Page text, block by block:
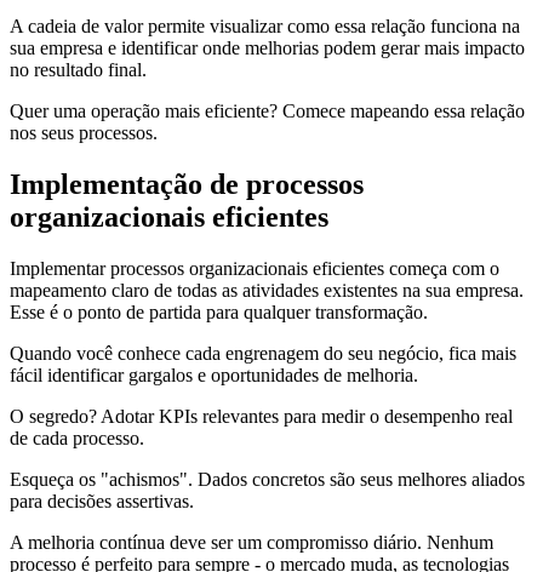
A cadeia de valor permite visualizar como essa relação funciona na
sua empresa e identificar onde melhorias podem gerar mais impacto
no resultado final.
Quer uma operação mais eficiente? Comece mapeando essa relação
nos seus processos.
Implementação de processos
organizacionais eficientes
Implementar processos organizacionais eficientes começa com o
mapeamento claro de todas as atividades existentes na sua empresa.
Esse é o ponto de partida para qualquer transformação.
Quando você conhece cada engrenagem do seu negócio, fica mais
fácil identificar gargalos e oportunidades de melhoria.
O segredo? Adotar KPIs relevantes para medir o desempenho real
de cada processo.
Esqueça os "achismos". Dados concretos são seus melhores aliados
para decisões assertivas.
A melhoria contínua deve ser um compromisso diário. Nenhum
processo é perfeito para sempre - o mercado muda, as tecnologias